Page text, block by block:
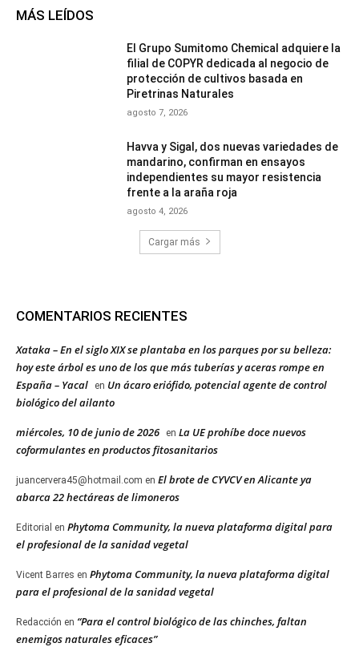
MÁS LEÍDOS
El Grupo Sumitomo Chemical adquiere la
filial de COPYR dedicada al negocio de
protección de cultivos basada en
Piretrinas Naturales
agosto 7, 2026
Havva y Sigal, dos nuevas variedades de
mandarino, confirman en ensayos
independientes su mayor resistencia
frente a la araña roja
agosto 4, 2026
Cargar más
COMENTARIOS RECIENTES
Xataka – En el siglo XIX se plantaba en los parques por su belleza:
hoy este árbol es uno de los que más tuberías y aceras rompe en
España – Yacal
en Un ácaro eriófido, potencial agente de control
biológico del ailanto
miércoles, 10 de junio de 2026 en La UE prohíbe doce nuevos
coformulantes en productos fitosanitarios
juancervera45@hotmail.com en El brote de CYVCV en Alicante ya
abarca 22 hectáreas de limoneros
Editorial en Phytoma Community, la nueva plataforma digital para
el profesional de la sanidad vegetal
Vicent Barres en Phytoma Community, la nueva plataforma digital
para el profesional de la sanidad vegetal
Redacción en “Para el control biológico de las chinches, faltan
enemigos naturales eficaces”